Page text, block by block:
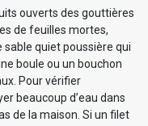
ouverts des gouttières
de feuilles mortes,
quiet poussière qui
boule ou un bouchon
Pour vérifier
beaucoup d’eau dans
de la maison. Si un filet